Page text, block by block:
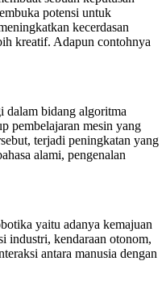
potensi untuk
kecerdasan
kreatif. Adapun contohnya
dalam bidang algoritma
pembelajaran mesin yang
terjadi peningkatan yang
alami, pengenalan
yaitu adanya kemajuan
industri, kendaraan otonom,
antara manusia dengan